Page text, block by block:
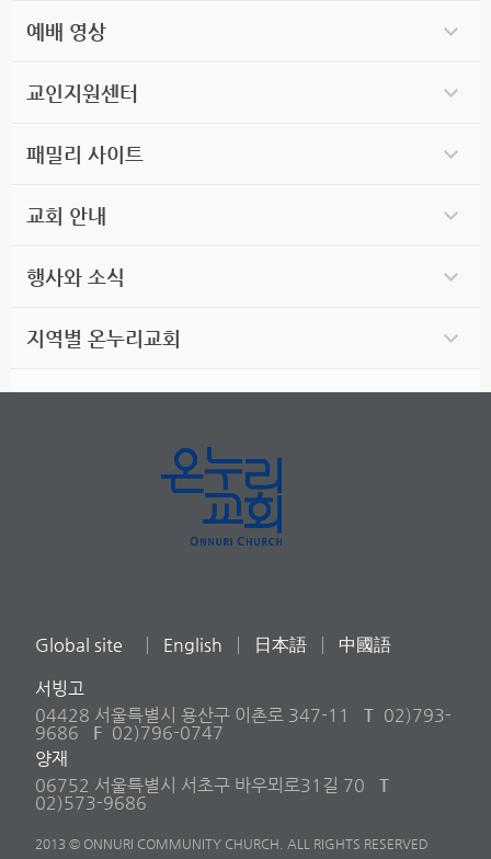
예배 영상
교인지원센터
패밀리 사이트
교회 안내
행사와 소식
지역별 온누리교회
Global site English 日本語 中國語
서빙고
04428 서울특별시 용산구 이촌로 347-11
T 02)793-
9686
F 02)796-0747
양재
06752 서울특별시 서초구 바우뫼로31길 70
T
02)573-9686
2013 © ONNURI COMMUNITY CHURCH. ALL RIGHTS RESERVED